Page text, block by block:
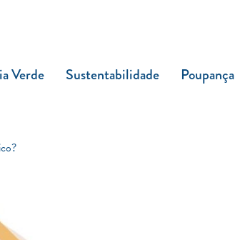
Verde Sustentabilidade Poupança